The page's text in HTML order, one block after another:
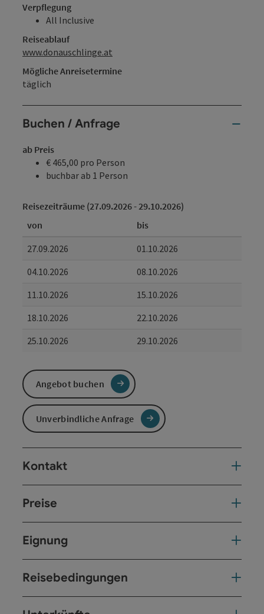
Verpflegung
All Inclusive
Reiseablauf
www.donauschlinge.at
Mögliche Anreisetermine
täglich
Buchen / Anfrage
ab Preis
€ 465,00 pro Person
buchbar ab 1 Person
Reisezeiträume (27.09.2026 - 29.10.2026)
von
bis
27.09.2026
01.10.2026
04.10.2026
08.10.2026
11.10.2026
15.10.2026
18.10.2026
22.10.2026
25.10.2026
29.10.2026
Angebot buchen
Unverbindliche Anfrage
Kontakt
Preise
Eignung
Reisebedingungen